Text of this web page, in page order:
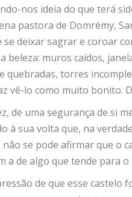
nos ideia do que terá
pastora de Domrémy,
se deixar sagrar e coroar
beleza: muros caídos,
quebradas, torres
vê-lo como muito bonito.
de uma segurança de si
à sua volta que, na
se pode afirmar que o
a de algo que tende para
de que esse castelo